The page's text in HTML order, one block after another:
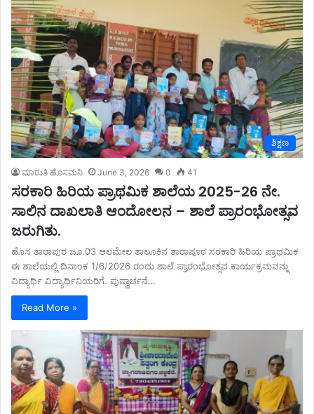
ಶಿಕ್ಷಣ
ಮಾರುತಿ ಹೊಸಮನಿ June 3, 2026 0 41
ಸರಕಾರಿ ಹಿರಿಯ ಪ್ರಾಥಮಿಕ ಶಾಲೆಯ 2025-26 ನೇ.
ಸಾಲಿನ ದಾಖಲಾತಿ ಆಂದೋಲನ – ಶಾಲೆ ಪ್ರಾರಂಭೋತ್ಸವ
ಜರುಗಿತು.
ಹೊಸ ತಾರಾಪುರ ಜೂ.03 ಆಲಮೇಲ ತಾಲೂಕಿನ ತಾರಾಪೂರ ಸರಕಾರಿ ಹಿರಿಯ ಪ್ರಾಥಮಿಕ
ಈ ಶಾಲೆಯಲ್ಲಿ ದಿನಾಂಕ 1/6/2026 ರಂದು ಶಾಲೆ ಪ್ರಾರಂಭೋತ್ಸವ ಕಾರ್ಯಕ್ರಮವನ್ನು
ವಿದ್ಯಾರ್ಥಿ ವಿದ್ಯಾರ್ಥಿನಿಯರಿಗೆ. ಪುಷ್ವಾರ್ಚನೆ…
Read More »